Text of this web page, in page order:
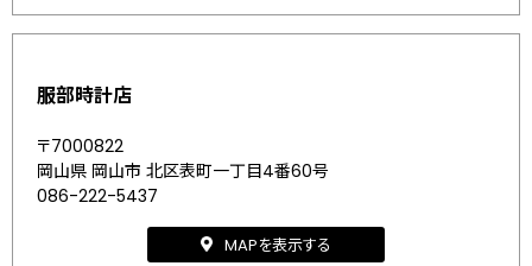
服部時計店
〒7000822
岡山県 岡山市 北区表町一丁目4番60号
086-222-5437
MAPを表示する